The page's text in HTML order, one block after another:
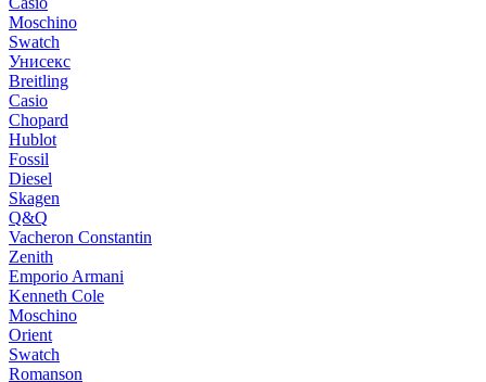
Moschino
Swatch
Унисекс
Breitling
Casio
Chopard
Hublot
Fossil
Diesel
Skagen
Q&Q
Vacheron Constantin
Zenith
Emporio Armani
Kenneth Cole
Moschino
Orient
Swatch
Romanson